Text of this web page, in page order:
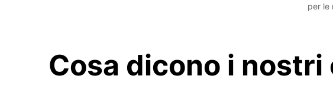
per le
Cosa dicono i